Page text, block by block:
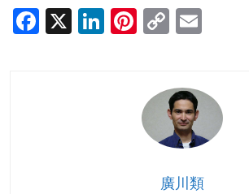
F
X
Li Pi
e
st
C
y
Li
n
k
l
廣川類